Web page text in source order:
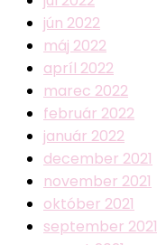
jún 2022
máj 2022
apríl 2022
marec 2022
február 2022
január 2022
december 2021
november 2021
október 2021
september 2021